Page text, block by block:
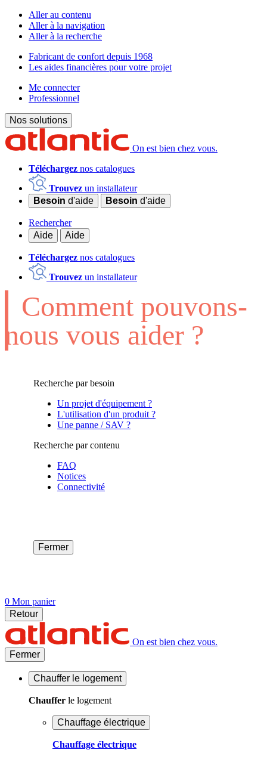
Aller au contenu
Aller à la navigation
Aller à la recherche
Fabricant de confort depuis 1968
Les aides financières pour votre projet
Me connecter
Professionnel
Nos solutions
On est bien chez vous.
Téléchargez nos catalogues
Trouvez un installateur
Besoin d'aide Besoin d'aide
Rechercher
Aide
Aide
Téléchargez nos catalogues
Trouvez un installateur
Comment pouvons-
nous vous aider ?
Recherche par besoin
Un projet d'équipement ?
L'utilisation d'un produit ?
Une panne / SAV ?
Recherche par contenu
FAQ
Notices
Connectivité
Fermer
0 Mon panier
Retour
On est bien chez vous.
Fermer
Chauffer le logement
Chauffer le logement
Chauffage électrique
Chauffage électrique